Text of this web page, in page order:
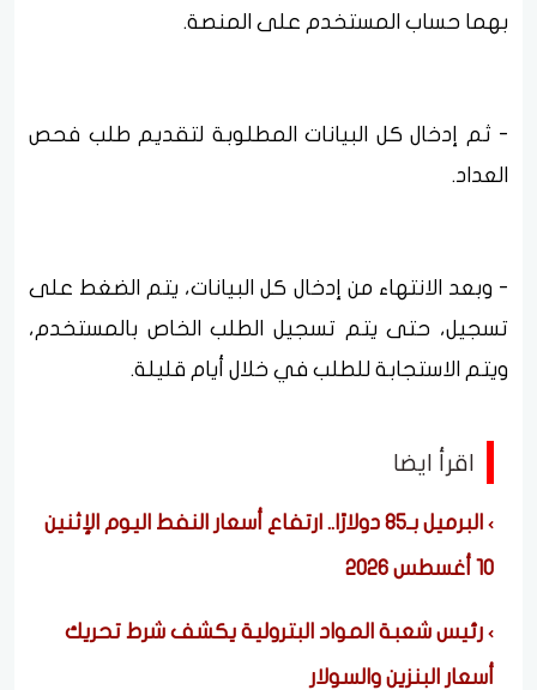
بهما حساب المستخدم على المنصة.
- ثم إدخال كل البيانات المطلوبة لتقديم طلب فحص
العداد.
- وبعد الانتهاء من إدخال كل البيانات، يتم الضغط على
تسجيل، حتى يتم تسجيل الطلب الخاص بالمستخدم،
ويتم الاستجابة للطلب في خلال أيام قليلة.
اقرأ ايضا
البرميل بـ85 دولارًا.. ارتفاع أسعار النفط اليوم الإثنين
10 أغسطس 2026
رئيس شعبة المواد البترولية يكشف شرط تحريك
أسعار البنزين والسولار